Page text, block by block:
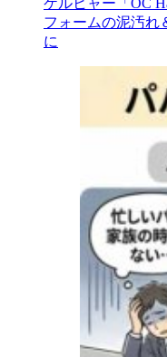
ケルヒャー「OC
フォームの泥汚れ
に